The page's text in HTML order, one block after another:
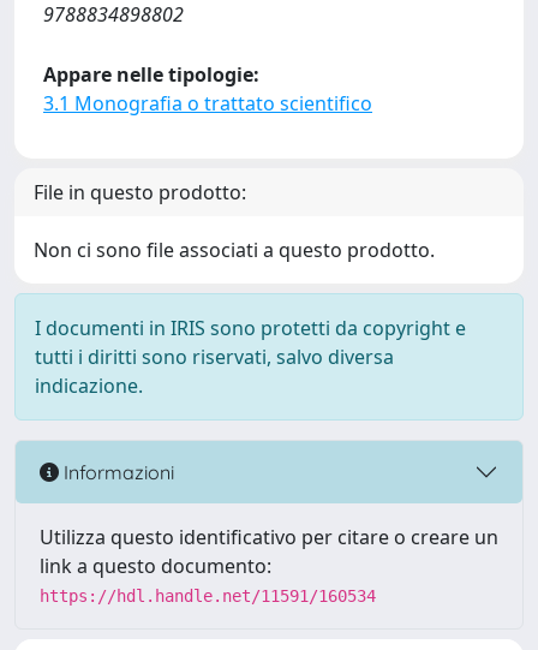
9788834898802
Appare nelle tipologie:
3.1 Monografia o trattato scientifico
File in questo prodotto:
Non ci sono file associati a questo prodotto.
I documenti in IRIS sono protetti da copyright e
tutti i diritti sono riservati, salvo diversa
indicazione.
Informazioni
Utilizza questo identificativo per citare o creare un
link a questo documento:
https://hdl.handle.net/11591/160534